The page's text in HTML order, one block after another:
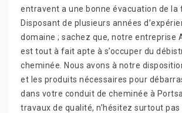
entravent a une bonne évacuation de la
Disposant de plusieurs années
domaine ; sachez que, notre entreprise
est tout à fait apte à s’occuper du
cheminée. Nous avons à notre
et les produits nécessaires pour
dans votre conduit de cheminée à
travaux de qualité, n’hésitez surtout